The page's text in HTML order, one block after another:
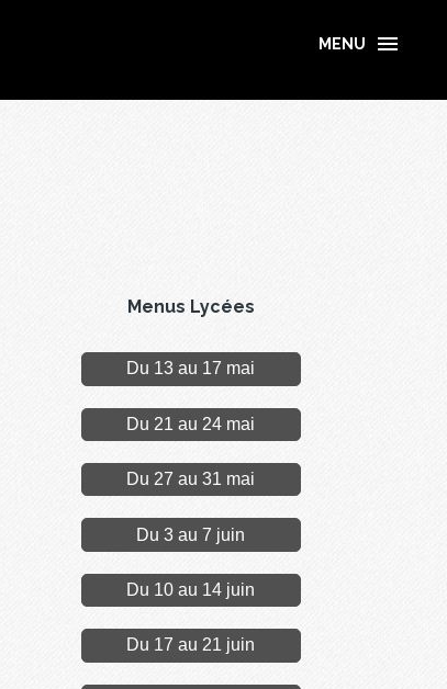
MENU
Menus Lycées
Du 13 au 17 mai
Du 21 au 24 mai
Du 27 au 31 mai
Du 3 au 7 juin
Du 10 au 14 juin
Du 17 au 21 juin